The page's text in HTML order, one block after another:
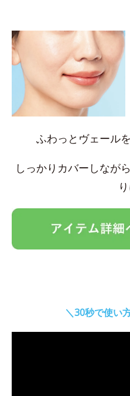
ふわっとヴェール
しっかりカバーしなが
＼30秒で使い